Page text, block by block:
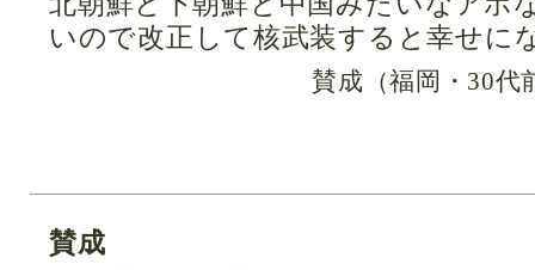
いので改正して核武装すると幸せに
賛成（福岡・30代
賛成